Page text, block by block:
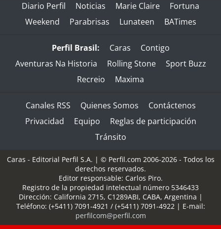
Diario Perfil Noticias Marie Claire
Fortuna
Weekend
Parabrisas Lunateen BATimes
Perfil Brasil: Caras
Contigo
Aventuras Na Historia
Rolling Stone
Sport Buzz
Recreio
Maxima
Canales RSS Quienes Somos
Contáctenos
Privacidad
Equipo
Reglas de participación
Tránsito
Caras - Editorial Perfil S.A. | © Perfil.com 2006-2026 - Todos los
derechos reservados.
Editor responsable: Carlos Piro.
Registro de la propiedad intelectual número 5346433
Dirección: California 2715, C1289ABI, CABA, Argentina |
Teléfono: (+5411) 7091-4921 / (+5411) 7091-4922| E-mail:
perfilcom@perfil.com